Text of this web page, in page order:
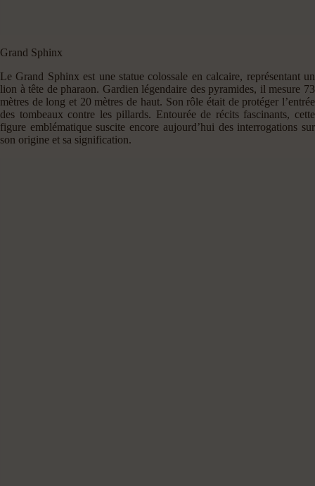
Grand Sphinx
Le Grand Sphinx est une statue colossale en calcaire, représentant un
lion à tête de pharaon. Gardien légendaire des pyramides, il mesure 73
mètres de long et 20 mètres de haut. Son rôle était de protéger l’entrée
des tombeaux contre les pillards. Entourée de récits fascinants, cette
figure emblématique suscite encore aujourd’hui des interrogations sur
son origine et sa signification.